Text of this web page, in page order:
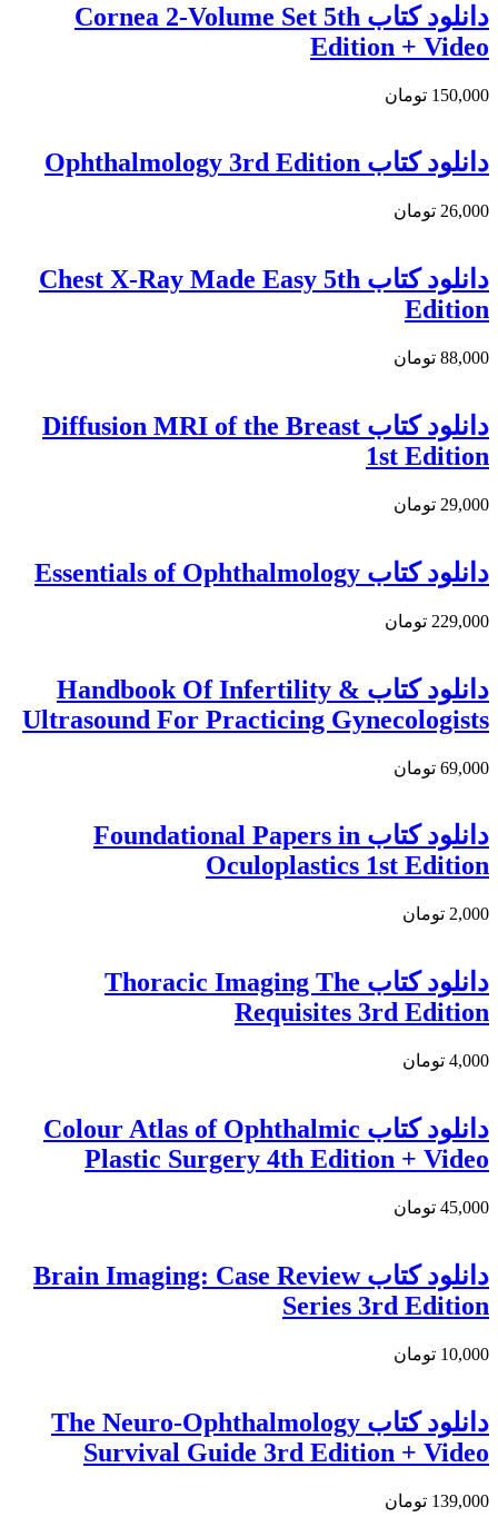
دانلود کتاب Cornea 2-Volume Set 5th
Edition + Video
150,000 تومان
دانلود کتاب Ophthalmology 3rd Edition
26,000 تومان
دانلود كتاب Chest X-Ray Made Easy 5th
Edition
88,000 تومان
دانلود کتاب Diffusion MRI of the Breast
1st Edition
29,000 تومان
دانلود کتاب Essentials of Ophthalmology
229,000 تومان
دانلود کتاب Handbook Of Infertility &
Ultrasound For Practicing Gynecologists
69,000 تومان
دانلود كتاب Foundational Papers in
Oculoplastics 1st Edition
2,000 تومان
دانلود کتاب Thoracic Imaging The
Requisites 3rd Edition
4,000 تومان
دانلود کتاب Colour Atlas of Ophthalmic
Plastic Surgery 4th Edition + Video
45,000 تومان
دانلود کتاب Brain Imaging: Case Review
Series 3rd Edition
10,000 تومان
دانلود کتاب The Neuro-Ophthalmology
Survival Guide 3rd Edition + Video
139,000 تومان